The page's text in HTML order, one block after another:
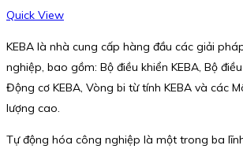
Quick View
KEBA là nhà cung cấp hàng đầu các giải
nghiệp, bao gồm: Bộ điều khiển KEBA, Bộ
Động cơ KEBA, Vòng bi từ tính KEBA và các
lượng cao.
Tự động hóa công nghiệp là một trong ba